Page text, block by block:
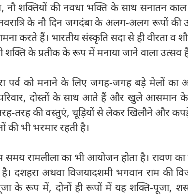
नौ शक्तियों की नवधा भक्ति के साथ सनातन
के नौ दिन जगदंबा के अलग-अलग रूपों की
करते हैं। भारतीय संस्कृति सदा से ही वीरता व
शक्ति के प्रतीक के रूप में मनाया जाने वाला उत्सव
पर्व को मनाने के लिए जगह-जगह बड़े मेलों का
दोस्तों के साथ आते हैं और खुले आसमान
तरह की वस्तुएं, चूड़ियों से लेकर खिलौने और
भी भरमार रहती है।
समय रामलीला का भी आयोजन होता है। रावण का
दशहरा अथवा विजयादशमी भगवान राम की
के रूप में, दोनों ही रूपों में यह शक्ति-पूजा,